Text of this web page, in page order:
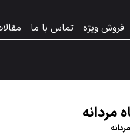
فروش ویژه تماس با ما
مردانه